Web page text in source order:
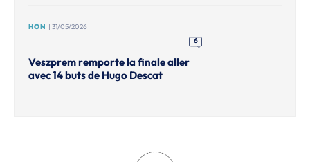
HON | 31/05/2026
6
Veszprem remporte la finale aller
avec 14 buts de Hugo Descat